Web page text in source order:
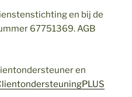
en bij de
67751369. AGB
en